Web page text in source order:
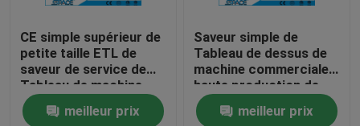
CE simple supérieur de
petite taille ETL de
saveur de service de
Tableau de machine
molle de crème glacée
approuvémeilleur prix
Saveur simple de
Tableau de dessus de
machine commerciale à
haute production de
crème glacée
préréfrigérant
meilleur prix